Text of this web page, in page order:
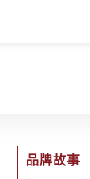
品牌故事